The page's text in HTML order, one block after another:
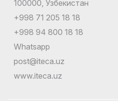
100000, Узбекистан
+998 71 205 18 18
+998 94 800 18 18
Whatsapp
post@iteca.uz
www.iteca.uz